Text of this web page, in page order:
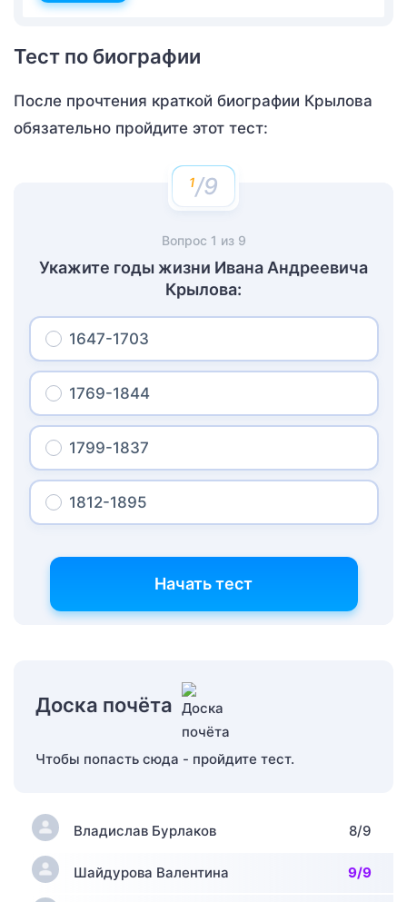
Тест по биографии
После прочтения краткой биографии Крылова
обязательно пройдите этот тест:
/9
Вопрос 1 из 9
Укажите годы жизни Ивана Андреевича
Крылова:
1647-1703
1769-1844
1799-1837
1812-1895
Начать тест
Доска почёта
Чтобы попасть сюда - пройдите тест.
Владислав Бурлаков 8/9
Шайдурова Валентина 9/9